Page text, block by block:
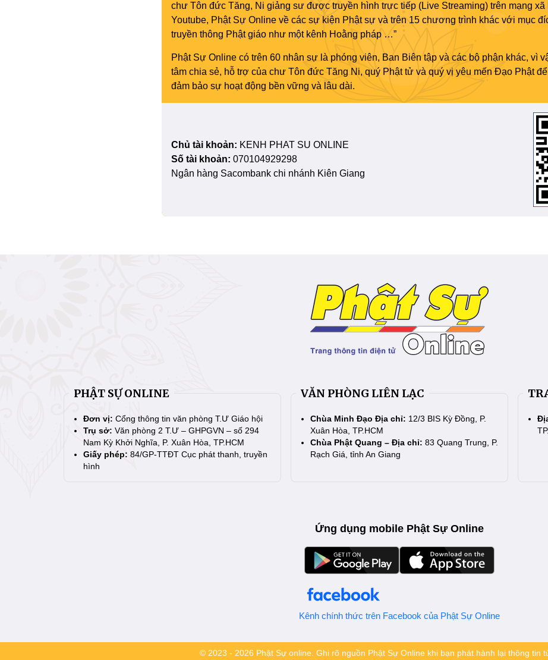
chư Tôn đức Tăng, Ni giảng sư được truyền hình trực tiếp (Live Streaming) trên mạng xã
Youtube, Phật Sự Online về các sự kiện Phật sự và trên 15 chương trình khác với mục
truyền thông Phật giáo như một kênh Hoằng pháp …”
Phật Sự Online có trên 60 nhân sự là phóng viên, Ban Biên tập và các bộ phận khác, vì
tâm chia sẻ, hỗ trợ của chư Tôn đức Tăng Ni, quý Phật tử và quý vị yêu mến Đạo Phật
đảm bảo sự hoạt động bền vững và lâu dài.
Chủ tài khoản: KENH PHAT SU ONLINE
Số tài khoản: 070104929298
Ngân hàng Sacombank chi nhánh Kiên Giang
PHẬT SỰ ONLINE
Đơn vị: Cổng thông tin văn phòng T.Ư Giáo hội
Trụ sở: Văn phòng 2 T.Ư – GHPGVN – số 294
Nam Kỳ Khởi Nghĩa, P. Xuân Hòa, TP.HCM
Giấy phép: 84/GP-TTĐT Cục phát thanh, truyền
hình
VĂN PHÒNG LIÊN LẠC
Chùa Minh Đạo Địa chỉ: 12/3 BIS Kỳ Đồng, P.
Xuân Hòa, TP.HCM
Chùa Phật Quang – Địa chỉ: 83 Quang Trung, P.
Rạch Giá, tỉnh An Giang
Ứng dụng mobile Phật Sự Online
Kênh chính thức trên Facebook của Phật Sự Online
© 2023 - 2026 Phật Sự online. Ghi rõ nguồn Phật Sự Online khi bạn phát hành lại thông tin